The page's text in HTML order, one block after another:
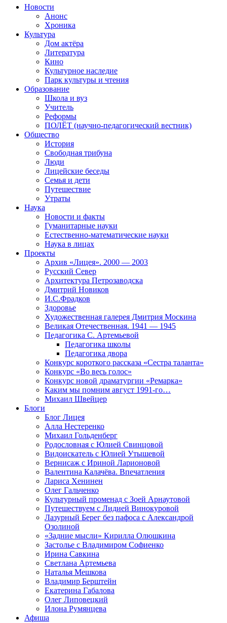
Новости
Анонс
Хроника
Культура
Дом актёра
Литература
Кино
Культурное наследие
Парк культуры и чтения
Образование
Школа и вуз
Учитель
Реформы
ПОЛЁТ (научно-педагогический вестник)
Общество
История
Свободная трибуна
Люди
Лицейские беседы
Семья и дети
Путешествие
Утраты
Наука
Новости и факты
Гуманитарные науки
Естественно-математические науки
Наука в лицах
Проекты
Архив «Лицея». 2000 — 2003
Русский Север
Архитектура Петрозаводска
Дмитрий Новиков
И.С.Фрадков
Здоровье
Художественная галерея Дмитрия Москина
Великая Отечественная. 1941 — 1945
Педагогика С. Артемьевой
Педагогика школы
Педагогика двора
Конкурс короткого рассказа «Сестра таланта»
Конкурс «Во весь голос»
Конкурс новой драматургии «Ремарка»
Каким мы помним август 1991-го…
Михаил Швейцер
Блоги
Блог Лицея
Алла Нестеренко
Михаил Гольденберг
Родословная с Юлией Свинцовой
Видоискатель с Юлией Утышевой
Вернисаж с Ириной Ларионовой
Валентина Калачёва. Впечатления
Лариса Хенинен
Олег Гальченко
Культурный променад с Зоей Арнаутовой
Путешествуем с Лидией Винокуровой
Лазурный Берег без пафоса с Александрой
Озолиной
«Задние мысли» Кирилла Олюшкина
Застолье с Владимиром Софиенко
Ирина Савкина
Светлана Артемьева
Наталья Мешкова
Владимир Берштейн
Екатерина Габалова
Олег Липовецкий
Илона Румянцева
Афиша